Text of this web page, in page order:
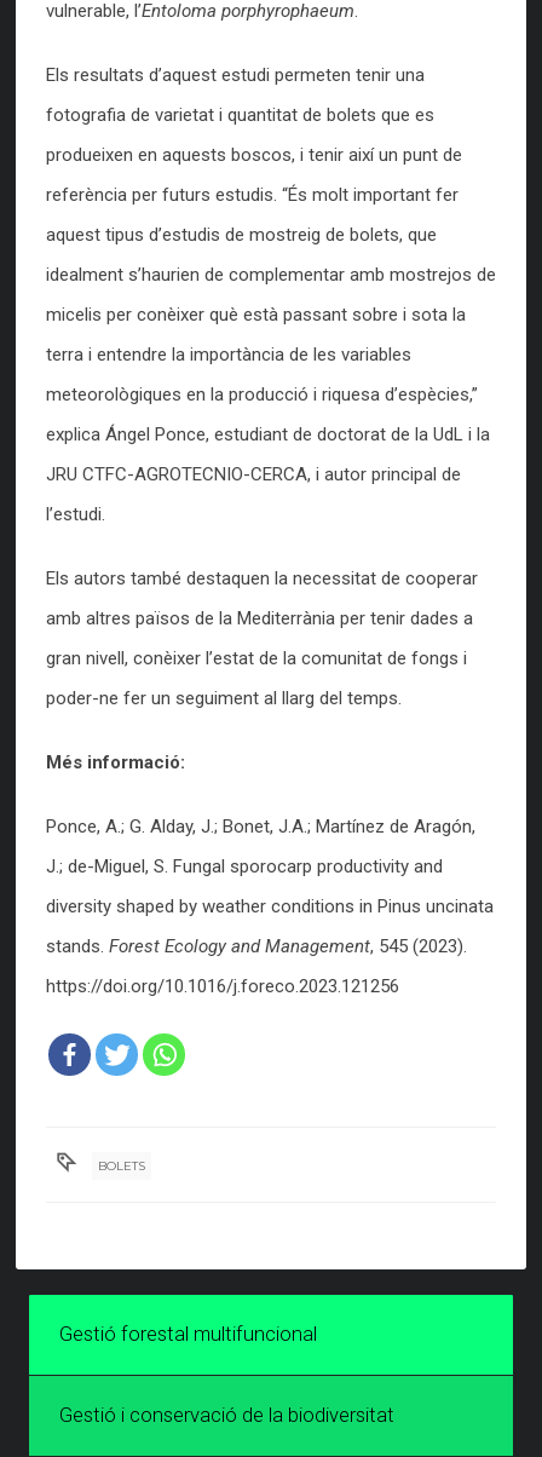
vulnerable, l’Entoloma porphyrophaeum.
Els resultats d’aquest estudi permeten tenir una
fotografia de varietat i quantitat de bolets que es
produeixen en aquests boscos, i tenir així un punt de
referència per futurs estudis. “És molt important fer
aquest tipus d’estudis de mostreig de bolets, que
idealment s’haurien de complementar amb mostrejos de
micelis per conèixer què està passant sobre i sota la
terra i entendre la importància de les variables
meteorològiques en la producció i riquesa d’espècies,”
explica Ángel Ponce, estudiant de doctorat de la UdL i la
JRU CTFC-AGROTECNIO-CERCA, i autor principal de
l’estudi.
Els autors també destaquen la necessitat de cooperar
amb altres països de la Mediterrània per tenir dades a
gran nivell, conèixer l’estat de la comunitat de fongs i
poder-ne fer un seguiment al llarg del temps.
Més informació:
Ponce, A.; G. Alday, J.; Bonet, J.A.; Martínez de Aragón,
J.; de-Miguel, S. Fungal sporocarp productivity and
diversity shaped by weather conditions in Pinus uncinata
stands. Forest Ecology and Management, 545 (2023).
https://doi.org/10.1016/j.foreco.2023.121256
BOLETS
Gestió forestal multifuncional
Gestió i conservació de la biodiversitat